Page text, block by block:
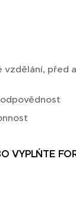
vzdělání, před
VYPLŃTE